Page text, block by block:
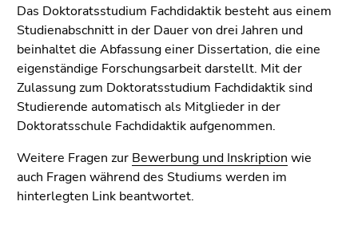
2)
Zur
Hauptnavigation
(Zugriffstaste
3)
Zur
Unternavigation
(Zugriffstaste
Zu
Das Doktoratsstudium Fachdidaktik besteht aus einem
Studienabschnitt in der Dauer von drei Jahren und
beinhaltet die Abfassung einer Dissertation, die eine
eigenständige Forschungsarbeit darstellt. Mit der
Zulassung zum Doktoratsstudium Fachdidaktik sind
Studierende automatisch als Mitglieder in der
Doktoratsschule Fachdidaktik aufgenommen.
Weitere Fragen zur Bewerbung und Inskription wie
auch Fragen während des Studiums werden im
hinterlegten Link beantwortet.